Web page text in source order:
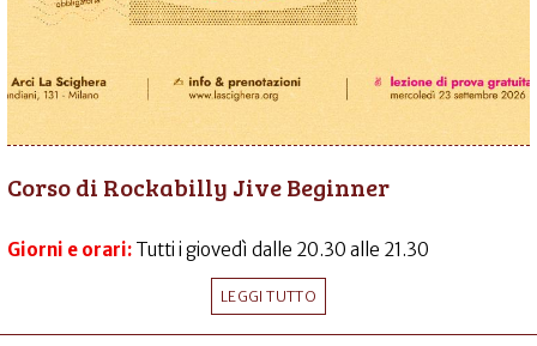
Corso di Rockabilly Jive Beginner
Giorni e orari: Tutti i giovedì dalle 20.30 alle 21.30
LEGGI TUTTO